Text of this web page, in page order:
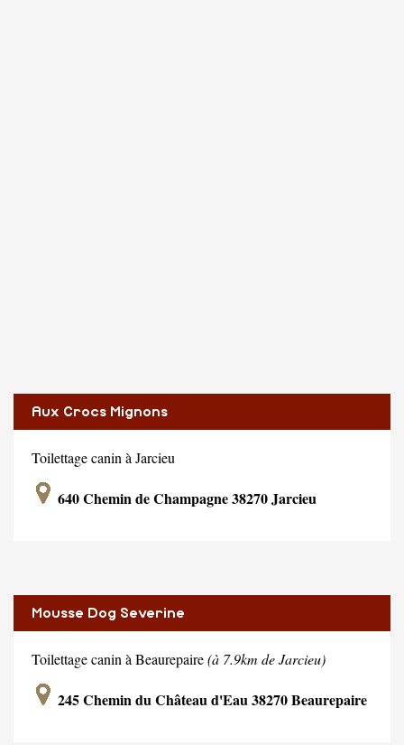
Aux Crocs Mignons
Toilettage canin à Jarcieu
640 Chemin de Champagne 38270 Jarcieu
Mousse Dog Severine
Toilettage canin à Beaurepaire(à 7.9km de Jarcieu)
245 Chemin du Château d'Eau 38270 Beaurepaire